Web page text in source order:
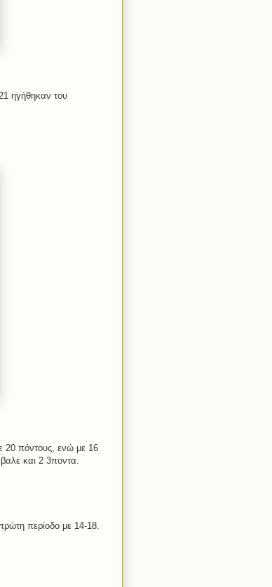
ηγήθηκαν του
20 πόντους, ενώ με 16
και 2 3ποντα.
περίοδο με 14-18.